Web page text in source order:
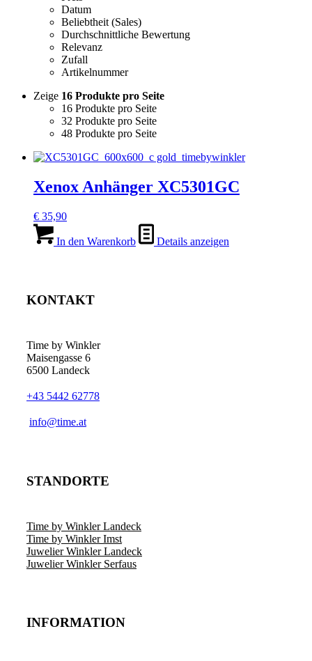
Datum
Beliebtheit (Sales)
Durchschnittliche Bewertung
Relevanz
Zufall
Artikelnummer
Zeige 16 Produkte pro Seite
16 Produkte pro Seite
32 Produkte pro Seite
48 Produkte pro Seite
Xenox Anhänger XC5301GC
€ 35,90
In den Warenkorb Details anzeigen
KONTAKT
Time by Winkler
Maisengasse 6
6500 Landeck
+43 5442 62778
­info@time.at
STANDORTE
Time by Winkler Landeck
Time by Winkler Imst
Juwelier Winkler Landeck
Juwelier Winkler Serfaus
INFORMATION